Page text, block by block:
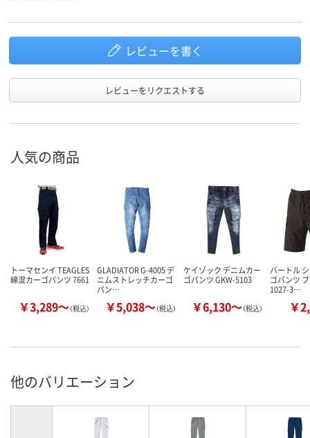
レビューを書く
レビューをリクエストする
人気の商品
トーマセンイ TEAGLES
綿混カーゴパンツ 7661
￥3,289～（税込）
GLADIATOR G-4005 デ
ニムストレッチカーゴ
パン…
￥5,038～（税込）
ケイゾック デニムカー
ゴパンツ GKW-5103
￥6,130～（税込）
バートル
ゴパンツ
1027-3…
￥
他のバリエーション